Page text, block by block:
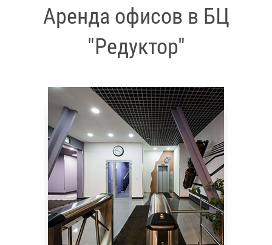
Аренда офисов в БЦ
"Редуктор"